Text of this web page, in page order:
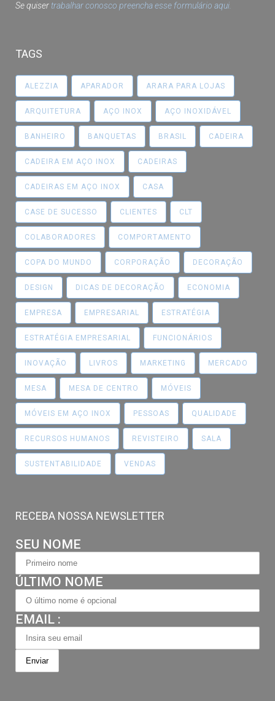
Se quisertrabalhar conosco preencha esse formulário aqui.
TAGS
ALEZZIA APARADOR ARARA PARA LOJAS
ARQUITETURA AÇO INOX AÇO INOXIDÁVEL
BANHEIRO BANQUETAS BRASIL CADEIRA
CADEIRA EM AÇO INOX CADEIRAS
CADEIRAS EM AÇO INOX CASA
CASE DE SUCESSO CLIENTES CLT
COLABORADORES COMPORTAMENTO
COPA DO MUNDO CORPORAÇÃO DECORAÇÃO
DESIGN DICAS DE DECORAÇÃO ECONOMIA
EMPRESA EMPRESARIAL ESTRATÉGIA
ESTRATÉGIA EMPRESARIAL FUNCIONÁRIOS
INOVAÇÃO LIVROS MARKETING MERCADO
MESA MESA DE CENTRO MÓVEIS
MÓVEIS EM AÇO INOX PESSOAS QUALIDADE
RECURSOS HUMANOS REVISTEIRO SALA
SUSTENTABILIDADE VENDAS
RECEBA NOSSA NEWSLETTER
SEU NOME
ÚLTIMO NOME
EMAIL :